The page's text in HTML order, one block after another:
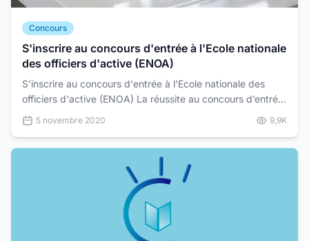
Concours
S'inscrire au concours d'entrée à l'Ecole nationale
des officiers d'active (ENOA)
S'inscrire au concours d'entrée à l'Ecole nationale des
officiers d'active (ENOA) La réussite au concours d’entrée
à l’Ecole nationale des officiers d’active (E...
5 novembre 2020 9,9K